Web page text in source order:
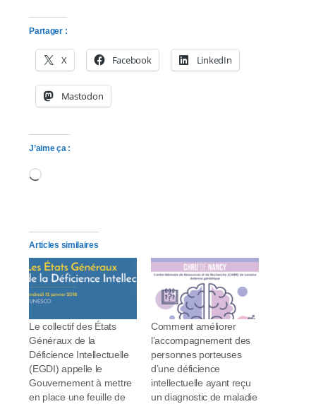
Partager :
X Facebook LinkedIn
Mastodon
J’aime ça :
Articles similaires
Le collectif des États
Généraux de la
Déficience Intellectuelle
(EGDI) appelle le
Gouvernement à mettre
en place une feuille de
Comment améliorer
l’accompagnement des
personnes porteuses
d’une déficience
intellectuelle ayant reçu
un diagnostic de maladie